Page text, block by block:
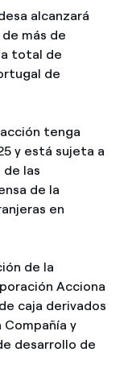
alcanzará
más de
total de
de
tenga
y está sujeta a
las
de la
en
de la
Acciona
caja derivados
y
desarrollo de